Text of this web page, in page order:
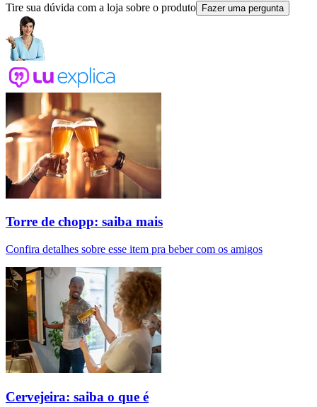
Tire sua dúvida com a loja sobre o produto Fazer uma pergunta
Torre de chopp: saiba mais
Confira detalhes sobre esse item pra beber com os amigos
Cervejeira: saiba o que é